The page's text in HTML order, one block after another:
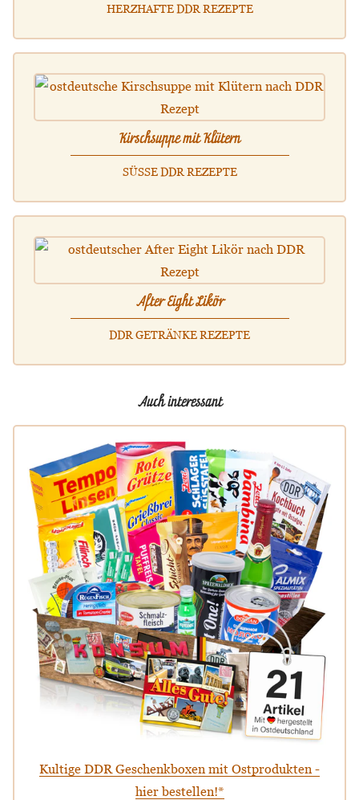
HERZHAFTE DDR REZEPTE
Kirschsuppe mit Klütern
SÜSSE DDR REZEPTE
After Eight Likör
DDR GETRÄNKE REZEPTE
Auch interessant
Kultige DDR Geschenkboxen mit Ostprodukten -
hier bestellen!*